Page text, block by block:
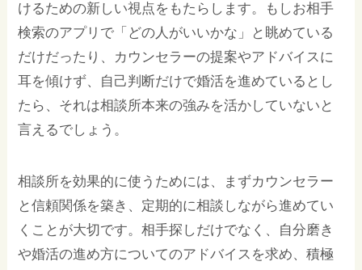
けるための新しい視点をもたらします。もしお相手
検索のアプリで「どの人がいいかな」と眺めている
だけだったり、カウンセラーの提案やアドバイスに
耳を傾けず、自己判断だけで婚活を進めているとし
たら、それは相談所本来の強みを活かしていないと
言えるでしょう。
相談所を効果的に使うためには、まずカウンセラー
と信頼関係を築き、定期的に相談しながら進めてい
くことが大切です。相手探しだけでなく、自分磨き
や婚活の進め方についてのアドバイスを求め、積極